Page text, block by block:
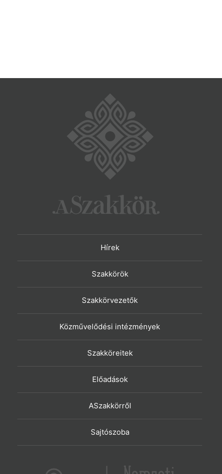
Hírek
Szakkörök
Szakkörvezetők
Közművelődési intézmények
Szakköreitek
Előadások
ASzakkörről
Sajtószoba